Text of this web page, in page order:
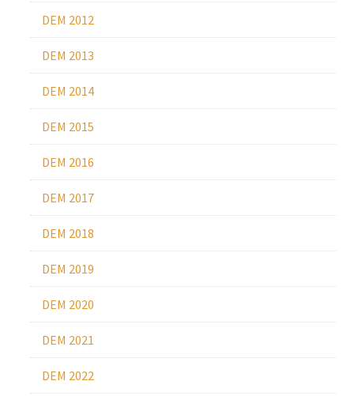
DEM 2012
DEM 2013
DEM 2014
DEM 2015
DEM 2016
DEM 2017
DEM 2018
DEM 2019
DEM 2020
DEM 2021
DEM 2022